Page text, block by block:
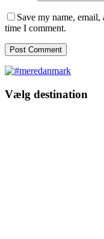
Save my name,
time I comment.
Vælg destination